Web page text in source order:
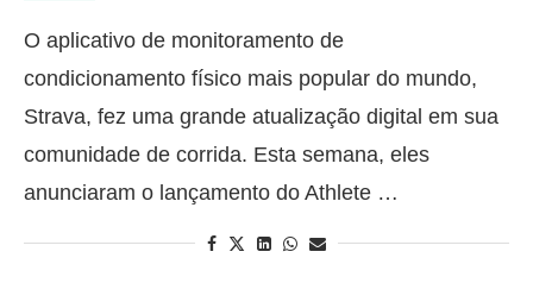
O aplicativo de monitoramento de
condicionamento físico mais popular do mundo,
Strava, fez uma grande atualização digital em sua
comunidade de corrida. Esta semana, eles
anunciaram o lançamento do Athlete …